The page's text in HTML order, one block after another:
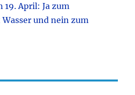
April: Ja zum
und nein zum